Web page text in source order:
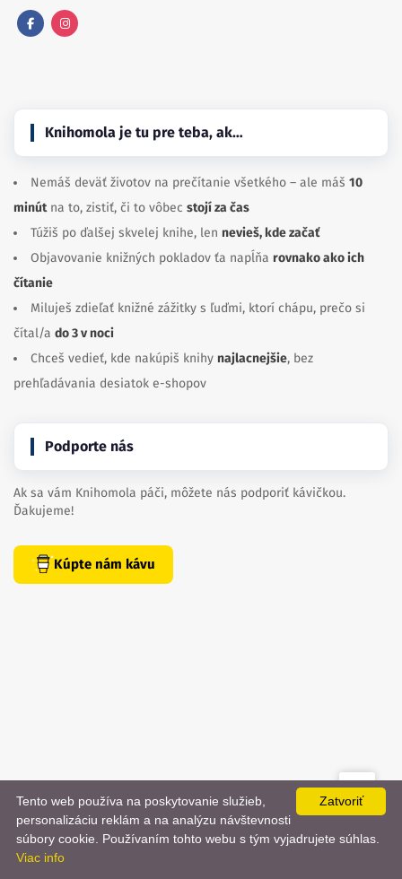
Knihomola je tu pre teba, ak…
Nemáš deväť životov na prečítanie všetkého – ale máš 10
minútna to, zistiť, či to vôbec stojí za čas
Túžiš po ďalšej skvelej knihe, len nevieš, kde začať
Objavovanie knižných pokladov ťa napĺňa rovnako ako ich
čítanie
Miluješ zdieľať knižné zážitky s ľuďmi, ktorí chápu, prečo si
čítal/a do 3 v noci
Chceš vedieť, kde nakúpiš knihy najlacnejšie, bez
prehľadávania desiatok e-shopov
Podporte nás
Ak sa vám Knihomola páči, môžete nás podporiť kávičkou.
Ďakujeme!
Kúpte nám kávu
created bydanielhrenak.sk
📨
Zatvoriť
Tento web používa na poskytovanie služieb,
personalizáciu reklám a na analýzu návštevnosti
súbory cookie. Používaním tohto webu s tým vyjadrujete súhlas.
Viac info